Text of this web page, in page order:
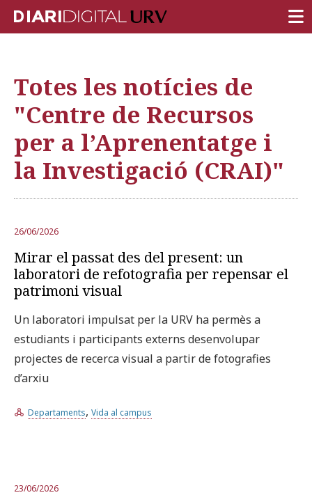
RECERCA
DOCÈNCIA
INSTITUCIÓ
VIDA AL CAMPUS
COMUNITAT URV
REPORTATGES
Més categories
Prova la cerca avançada
Totes les notícies de
"Centre de Recursos
per a l’Aprenentatge i
la Investigació (CRAI)"
26/06/2026
Mirar el passat des del present: un
laboratori de refotografia per repensar el
patrimoni visual
Un laboratori impulsat per la URV ha permès a
estudiants i participants externs desenvolupar
projectes de recerca visual a partir de fotografies
d’arxiu
Departaments, Vida al campus
23/06/2026